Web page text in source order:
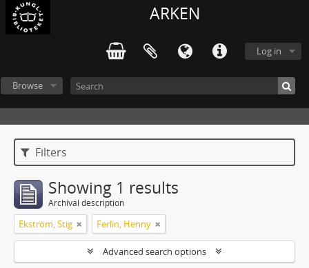
ARKEN
Log in
Browse
Filters
Showing 1 results
Archival description
Ekström, Stig Ferlin, Henny
Advanced search options